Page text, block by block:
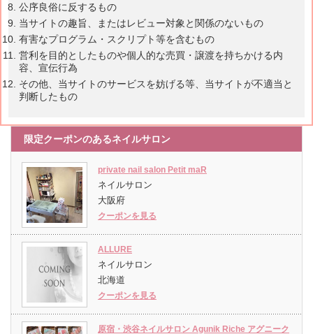
公序良俗に反するもの
当サイトの趣旨、またはレビュー対象と関係のないもの
有害なプログラム・スクリプト等を含むもの
営利を目的としたものや個人的な売買・譲渡を持ちかける内
容、宣伝行為
その他、当サイトのサービスを妨げる等、当サイトが不適当と
判断したもの
限定クーポンのあるネイルサロン
private nail salon Petit maR
ネイルサロン
大阪府
クーポンを見る
ALLURE
ネイルサロン
北海道
クーポンを見る
原宿・渋谷ネイルサロン Agunik Riche アグニーク